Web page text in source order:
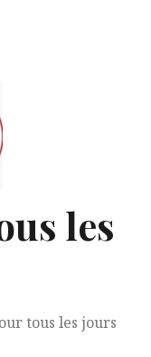
les
tous les jours